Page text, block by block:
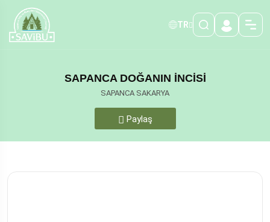
TR
SAPANCA DOĞANIN İNCİSİ
SAPANCA SAKARYA
Paylaş